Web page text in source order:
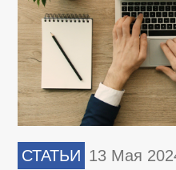
СТАТЬИ 13 Мая